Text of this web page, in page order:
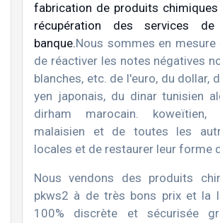
fabrication de produits
récupération des services
banque.Nous sommes en mesure
de réactiver les notes négatives
blanches, etc. de l'euro, du dollar,
yen japonais, du dinar tunisien
dirham marocain.
malaisien et de toutes les
locales et de restaurer leur forme
Nous vendons des produits
pkws2 à de très bons prix et la
100% discrète et sécurisée